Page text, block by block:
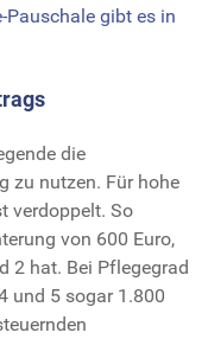
gibt es in
die
zu nutzen. Für hohe
verdoppelt. So
von 600 Euro,
2 hat. Bei Pflegegrad
und 5 sogar 1.800